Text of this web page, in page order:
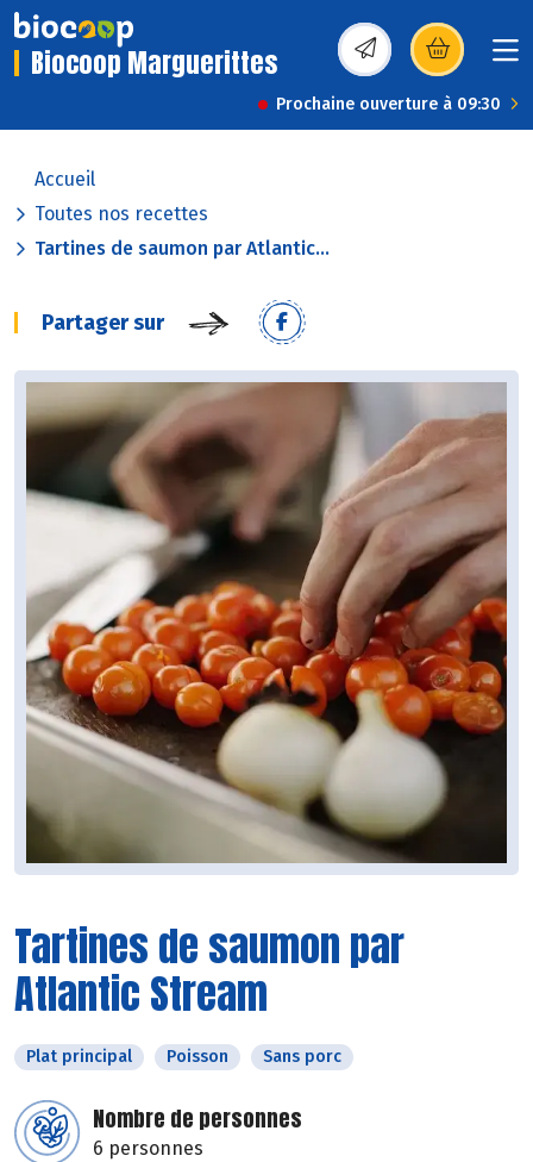
Biocoop Marguerittes (s’ouvre dans une
Prochaine ouverture à 09:30
Accueil
Toutes nos recettes
Tartines de saumon par Atlantic...
Partager sur
Tartines de saumon par
Atlantic Stream
Plat principal Poisson Sans porc
Nombre de personnes
6 personnes